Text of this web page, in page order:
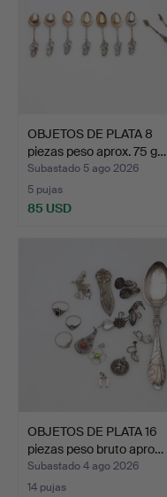
OBJETOS DE PLATA 8
piezas peso aprox. 75 g…
Subastado 5 ago 2026
5 pujas
85 USD
OBJETOS DE PLATA 16
piezas peso bruto apro…
Subastado 4 ago 2026
14 pujas